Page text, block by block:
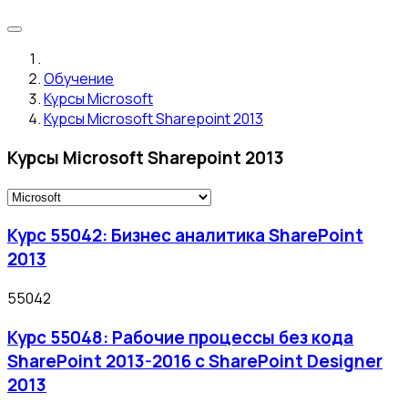
Обучение
Курсы Microsoft
Курсы Microsoft Sharepoint 2013
Курсы Microsoft Sharepoint 2013
Курс 55042: Бизнес аналитика SharePoint
2013
55042
Курс 55048: Рабочие процессы без кода
SharePoint 2013-2016 с SharePoint Designer
2013